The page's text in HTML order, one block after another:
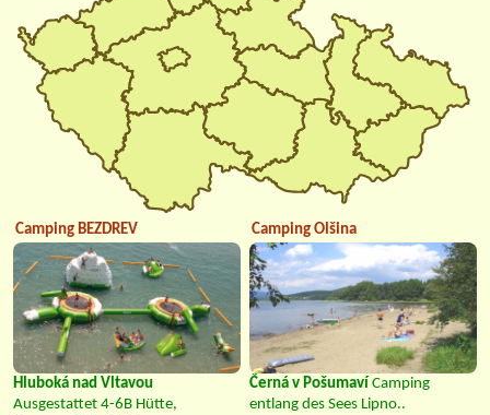
Camping BEZDREV
Hluboká nad Vltavou
Ausgestattet 4-6B Hütte,
Camping Olšina
Černá v Pošumaví Camping
entlang des Sees Lipno..